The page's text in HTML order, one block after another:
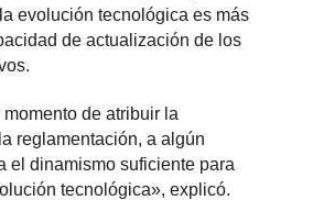
evolución tecnológica es más
de actualización de los
de atribuir la
reglamentación, a algún
el dinamismo suficiente para
tecnológica», explicó.